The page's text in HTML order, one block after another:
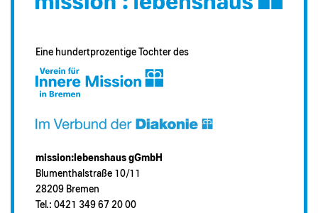
Eine hundertprozentige Tochter des
mission:lebenshaus gGmbH
Blumenthalstraße 10/11
28209 Bremen
Tel.: 0421 349 67 20 00